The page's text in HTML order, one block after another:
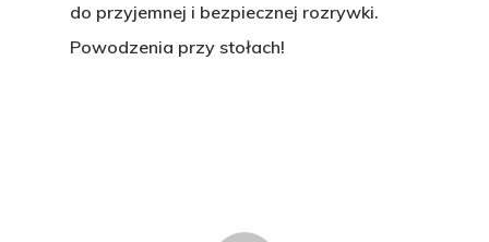
do przyjemnej i bezpiecznej rozrywki.
Powodzenia przy stołach!